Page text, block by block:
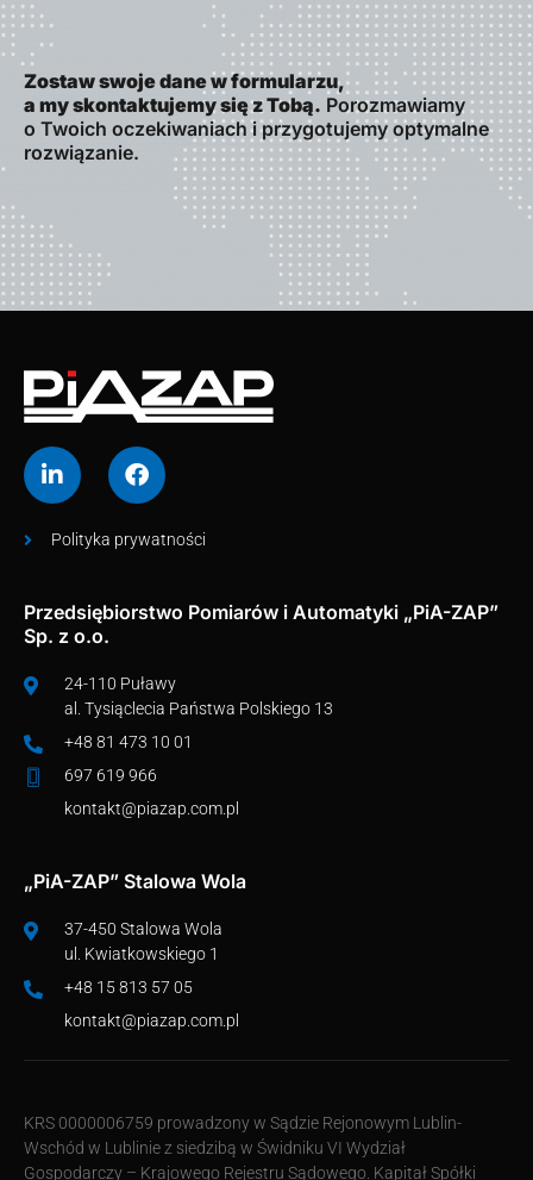
Zostaw swoje dane w formularzu,
a my skontaktujemy się z Tobą. Porozmawiamy
o Twoich oczekiwaniach i przygotujemy optymalne
rozwiązanie.
Polityka prywatności
Przedsiębiorstwo Pomiarów i Automatyki „PiA-ZAP”
Sp. z o.o.
24-110 Puławy
al. Tysiąclecia Państwa Polskiego 13
+48 81 473 10 01
697 619 966
kontakt@piazap.com.pl
„PiA-ZAP” Stalowa Wola
37-450 Stalowa Wola
ul. Kwiatkowskiego 1
+48 15 813 57 05
kontakt@piazap.com.pl
KRS 0000006759 prowadzony w Sądzie Rejonowym Lublin-
Wschód w Lublinie z siedzibą w Świdniku VI Wydział
Gospodarczy – Krajowego Rejestru Sądowego. Kapitał Spółki